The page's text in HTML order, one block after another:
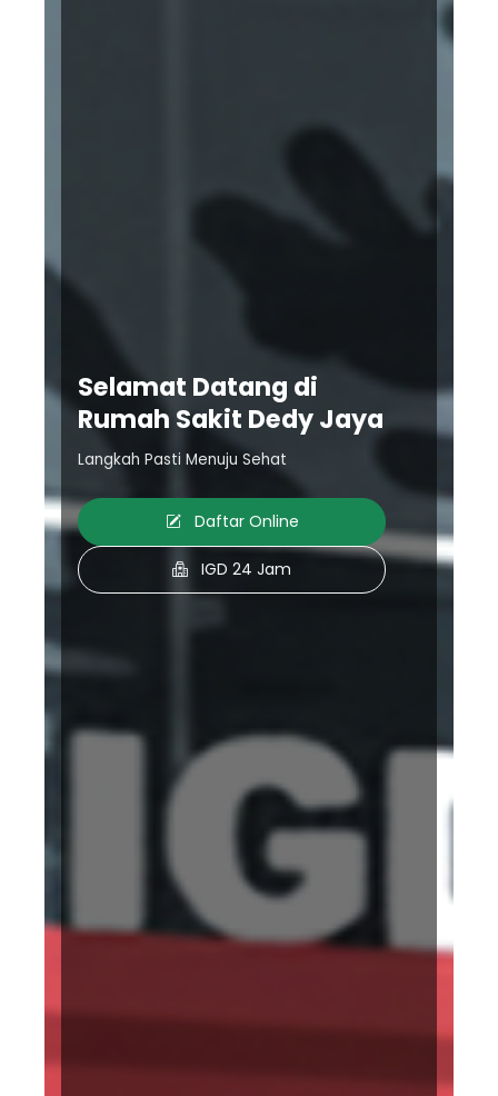
Selamat Datang di
Rumah Sakit Dedy Jaya
Langkah Pasti Menuju Sehat
Daftar Online
IGD 24 Jam